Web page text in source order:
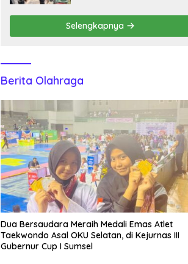
Permai
Selengkapnya
Berita Olahraga
Dua Bersaudara Meraih Medali Emas Atlet
Taekwondo Asal OKU Selatan, di Kejurnas III
Gubernur Cup I Sumsel